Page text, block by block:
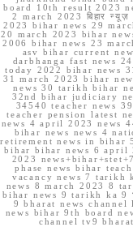
board 10th result 2023
2 march 2023 बिहार
2023 bihar news 29
20 march 2023 bihar
2006 bihar news 23
asv bihar current
darbhanga fast news
today 2022 bihar news
31 march 2023 bihar
news 30 tarikh bihar
32nd bihar judiciary
34540 teacher news
teacher pension latest
news 4 april 2023 news
bihar news news 4
retirement news in bihar
bihar bihar news 6 april
2023
phase news bihar
vacancy news 7 tarikh
news 8 march 2023 8
bihar news 9 tarikh ka 9
9 bharat news
news bihar 9th board
channel tv9